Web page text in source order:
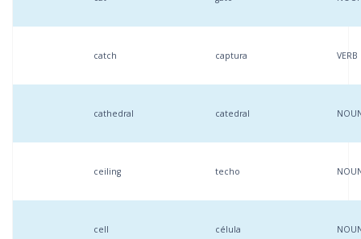
catch captura VERB
cathedral catedral
ceiling techo
cell célula